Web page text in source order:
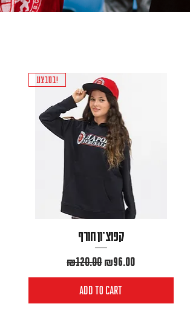
במבצע!
קפוצ׳ון חורף
Regular Price
₪120.00 Sale Price
₪96.00
Add to Cart